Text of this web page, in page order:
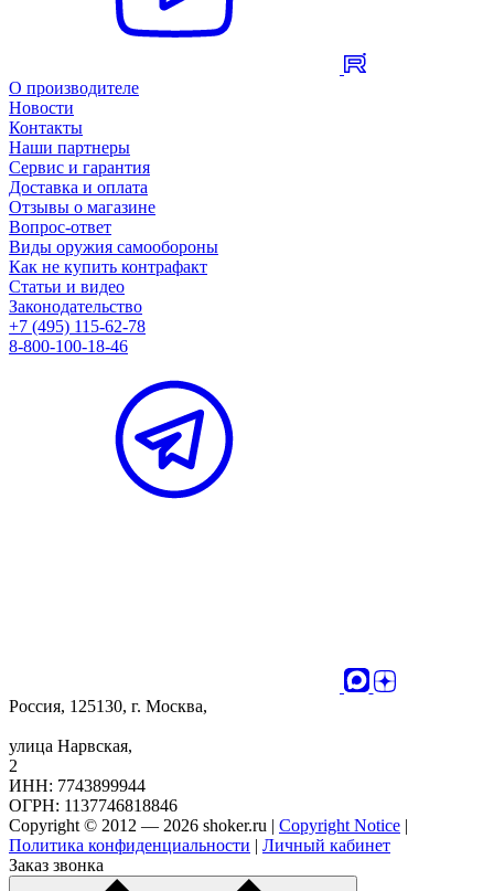
О производителе
Новости
Контакты
Наши партнеры
Сервис и гарантия
Доставка и оплата
Отзывы о магазине
Вопрос-ответ
Виды оружия самообороны
Как не купить контрафакт
Статьи и видео
Законодательство
+7 (495) 115-62-78
8-800-100-18-46
Россия, 125130, г. Москва,
улица Нарвская,
2
ИНН: 7743899944
ОГРН: 1137746818846
Copyright © 2012 — 2026 shoker.ru | Copyright Notice |
Политика конфиденциальности | Личный кабинет
Заказ звонка